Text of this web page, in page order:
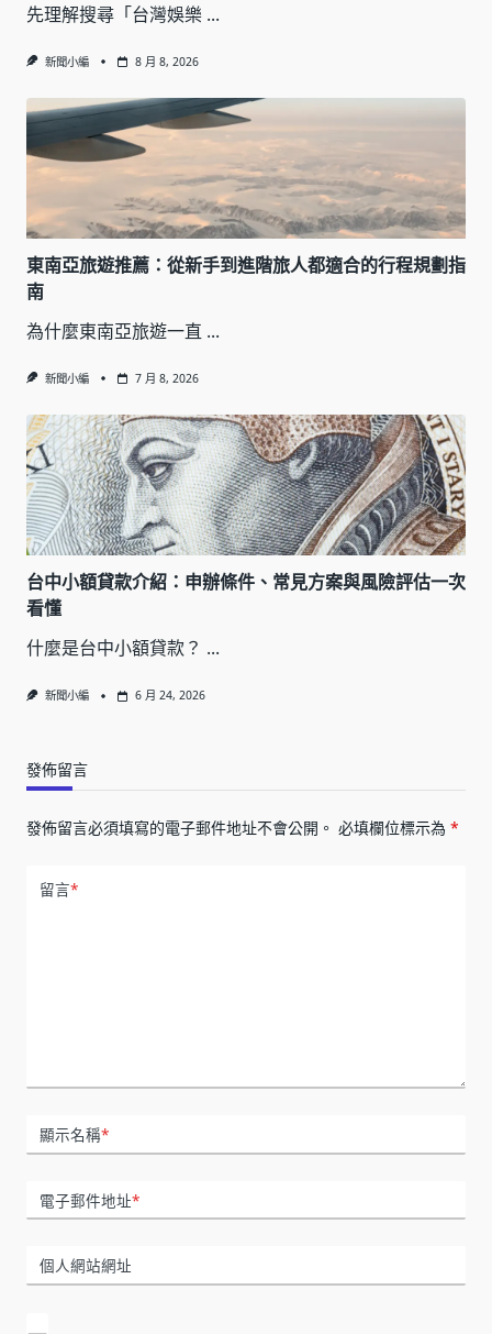
先理解搜尋「台灣娛樂 ...
新聞小編 8 月 8, 2026
東南亞旅遊推薦：從新手到進階旅人都適合的行程規劃指
南
為什麼東南亞旅遊一直 ...
新聞小編 7 月 8, 2026
台中小額貸款介紹：申辦條件、常見方案與風險評估一次
看懂
什麼是台中小額貸款？ ...
新聞小編 6 月 24, 2026
發佈留言
發佈留言必須填寫的電子郵件地址不會公開。 必填欄位標示為 *
留言*
顯示名稱*
電子郵件地址*
個人網站網址